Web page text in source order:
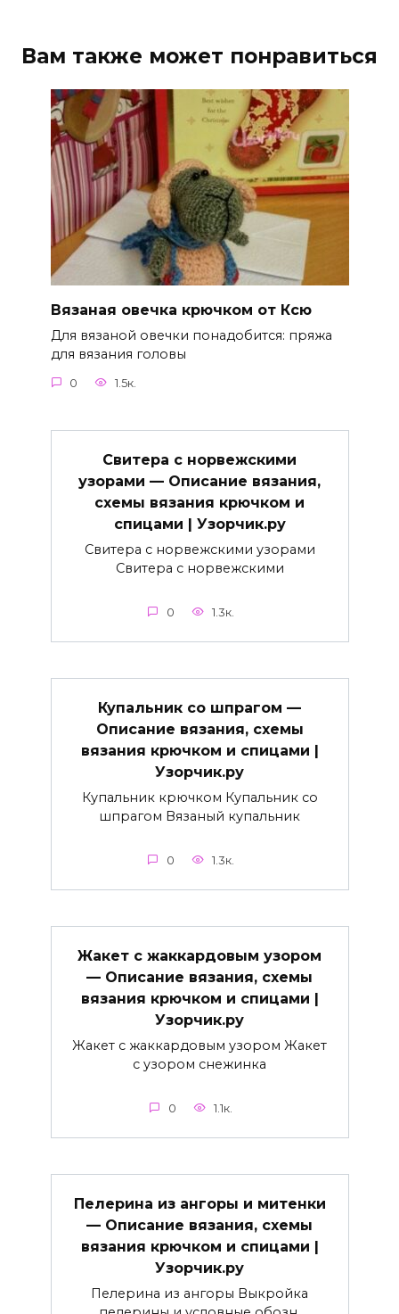
Вам также может понравиться
Вязаная овечка крючком от Ксю
Для вязаной овечки понадобится: пряжа
для вязания головы
0 1.5к.
Свитера с норвежскими
узорами — Описание вязания,
схемы вязания крючком и
спицами | Узорчик.ру
Свитера с норвежскими узорами
Свитера с норвежскими
0 1.3к.
Купальник со шпрагом —
Описание вязания, схемы
вязания крючком и спицами |
Узорчик.ру
Купальник крючком Купальник со
шпрагом Вязаный купальник
0 1.3к.
Жакет с жаккардовым узором
— Описание вязания, схемы
вязания крючком и спицами |
Узорчик.ру
Жакет с жаккардовым узором Жакет
с узором снежинка
0 1.1к.
Пелерина из ангоры и митенки
— Описание вязания, схемы
вязания крючком и спицами |
Узорчик.ру
Пелерина из ангоры Выкройка